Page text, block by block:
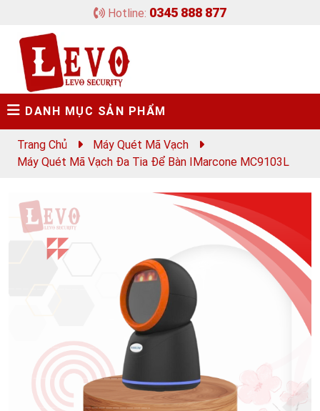
Hotline: 0345 888 877
DANH MỤC SẢN PHẨM
Trang Chủ
Máy Quét Mã Vạch
Máy Quét Mã Vạch Đa Tia Để Bàn IMarcone MC9103L